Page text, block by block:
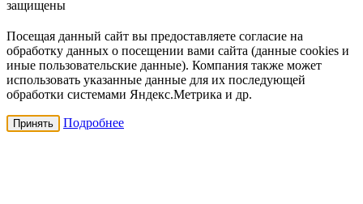
защищены
Посещая данный сайт вы предоставляете согласие на
обработку данных о посещении вами сайта (данные cookies и
иные пользовательские данные). Компания также может
использовать указанные данные для их последующей
обработки системами Яндекс.Метрика и др.
Принять Подробнее